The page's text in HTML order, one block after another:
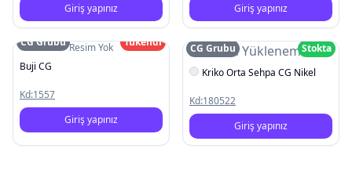
Giriş yapınız
Giriş yapınız
Resim Yok
CG Grubu
Tükendi
Buji CG
Kd:1557
Giriş yapınız
Resim Yüklenemedi
CG Grubu
Stokta
Kriko Orta Sehpa CG Nikel
Kd:180522
Giriş yapınız